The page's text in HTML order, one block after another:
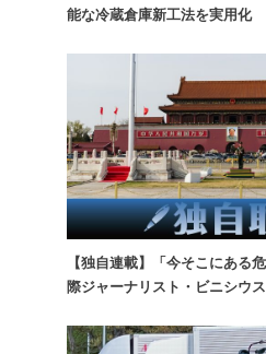
能な冷蔵倉庫新工法を実用化
【独自連載】「今そこにあ
際ジャーナリスト・ビニシウ